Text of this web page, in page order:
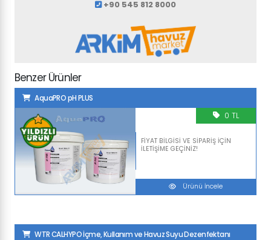
+90 545 812 8000
Benzer Ürünler
AquaPRO pH PLUS
FİYAT BİLGİSİ VE SİPARİŞ İÇİN
İLETİŞİME GEÇİNİZ!
0 TL
Ürünü İncele
WTR CALHYPO İçme, Kullanım ve Havuz Suyu Dezenfektanı